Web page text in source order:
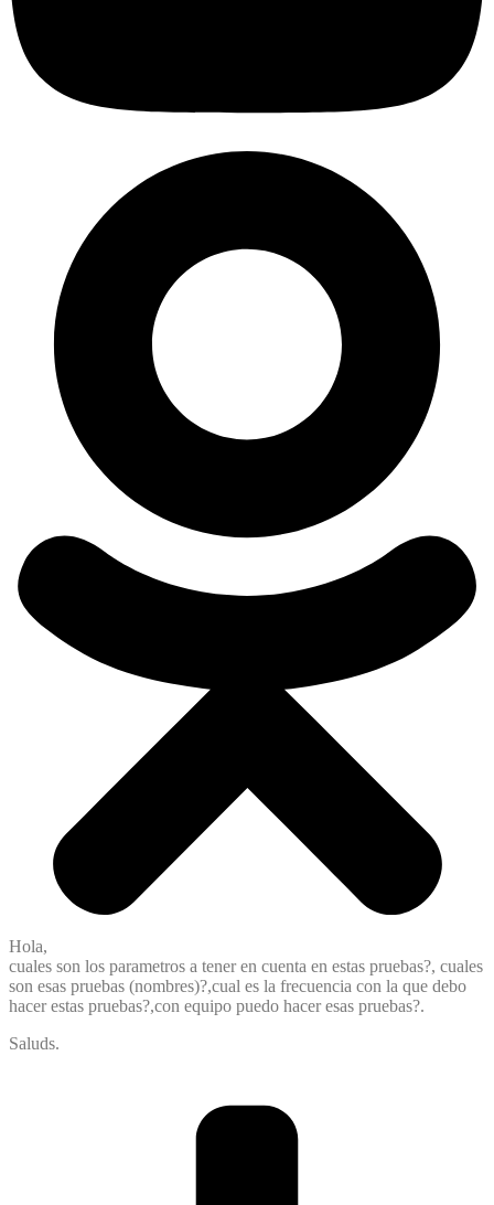
Hola,
cuales son los parametros a tener en cuenta en estas pruebas?, cuales
son esas pruebas (nombres)?,cual es la frecuencia con la que debo
hacer estas pruebas?,con equipo puedo hacer esas pruebas?.
Saluds.